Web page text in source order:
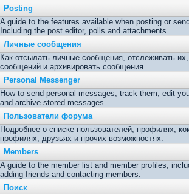
Posting
A guide to the features available when posting or
Including the post editor, polls and attachments.
Личные сообщения
Как отсылать личные сообщения, отслеживать их,
сообщений и архивировать сообщения.
Personal Messenger
How to send personal messages, track them, edit
and archive stored messages.
Пользователи форума
Подробнее о списке пользователей, профилях,
профилях, друзьях и прочих возможностях.
Members
A guide to the member list and member profiles,
adding friends and contacting members.
Поиск